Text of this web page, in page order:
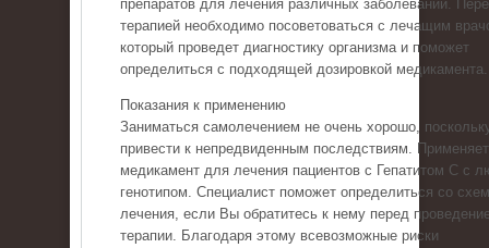
препаратов для лечения различных заболеваний.
терапией необходимо посоветоваться с лечащим
который проведет диагностику организма и поможет
определиться с подходящей дозировкой медикамента.
Показания к применению
Заниматься самолечением не очень хорошо,
привести к непредвиденным последствиям.
медикамент для лечения пациентов с Гепатитом С с
генотипом. Специалист поможет определиться со
лечения, если Вы обратитесь к нему перед
терапии. Благодаря этому всевозможные риски